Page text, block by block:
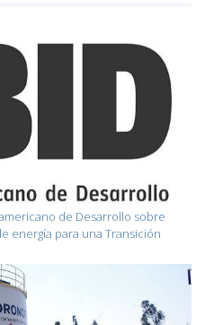
de Desarrollo sobre
energía para una Transición